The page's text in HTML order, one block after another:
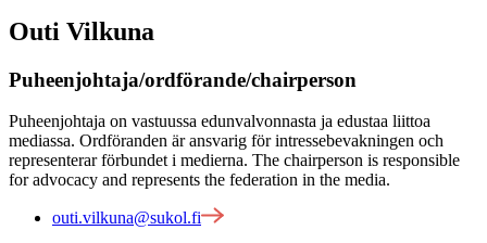
Outi Vilkuna
Puheenjohtaja/ordförande/chairperson
Puheenjohtaja on vastuussa edunvalvonnasta ja edustaa liittoa
mediassa. Ordföranden är ansvarig för intressebevakningen och
representerar förbundet i medierna. The chairperson is responsible
for advocacy and represents the federation in the media.
outi.vilkuna@sukol.fi